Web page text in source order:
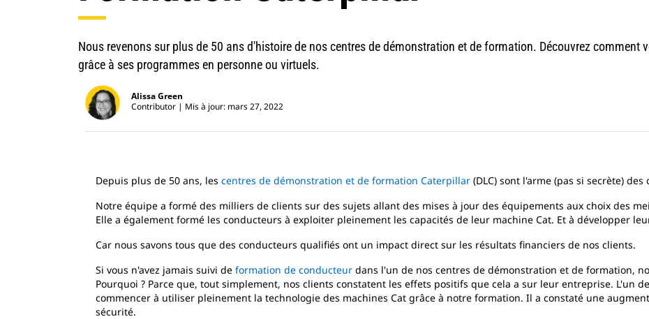
Nous revenons sur plus de 50 ans d'histoire de nos centres de démonstration et de formation. Découvrez comment
grâce à ses programmes en personne ou virtuels.
Alissa Green
Contributor
Mis à jour: mars 27, 2022
Depuis plus de 50 ans, les centres de démonstration et de formation Caterpillar (DLC) sont l'arme (pas si secrète)
Notre équipe a formé des milliers de clients sur des sujets allant des mises à jour des équipements aux choix des
Elle a également formé les conducteurs à exploiter pleinement les capacités de leur machine Cat. Et à développer
Car nous savons tous que des conducteurs qualifiés ont un impact direct sur les résultats financiers de nos clients.
Si vous n'avez jamais suivi de formation de conducteur dans l'un de nos centres de démonstration et de formation,
Pourquoi ? Parce que, tout simplement, nos clients constatent les effets positifs que cela a sur leur entreprise. L'un
commencer à utiliser pleinement la technologie des machines Cat grâce à notre formation. Il a constaté une
sécurité.